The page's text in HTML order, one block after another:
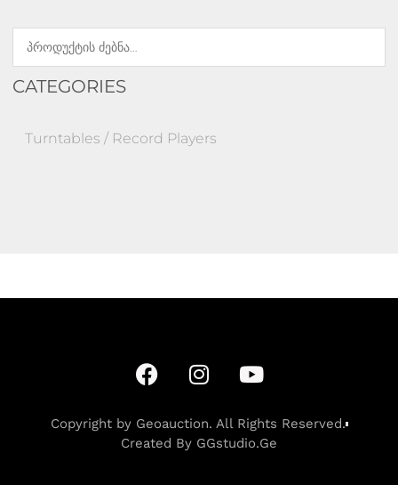
CATEGORIES
Turntables / Record Players
Copyright by Geoauction. All Rights Reserved.
Created By GGstudio.Ge